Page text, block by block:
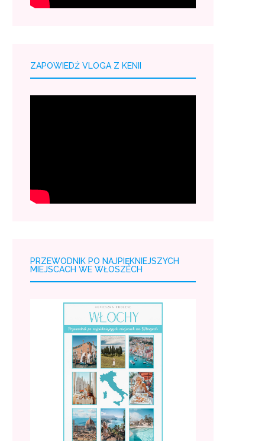
ZAPOWIEDŹ VLOGA Z KENII
PRZEWODNIK PO NAJPIĘKNIEJSZYCH
MIEJSCACH WE WŁOSZECH